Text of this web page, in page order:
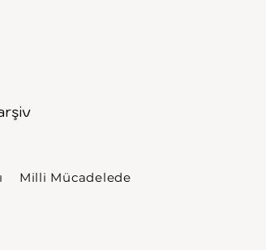
Milli Mücadelede